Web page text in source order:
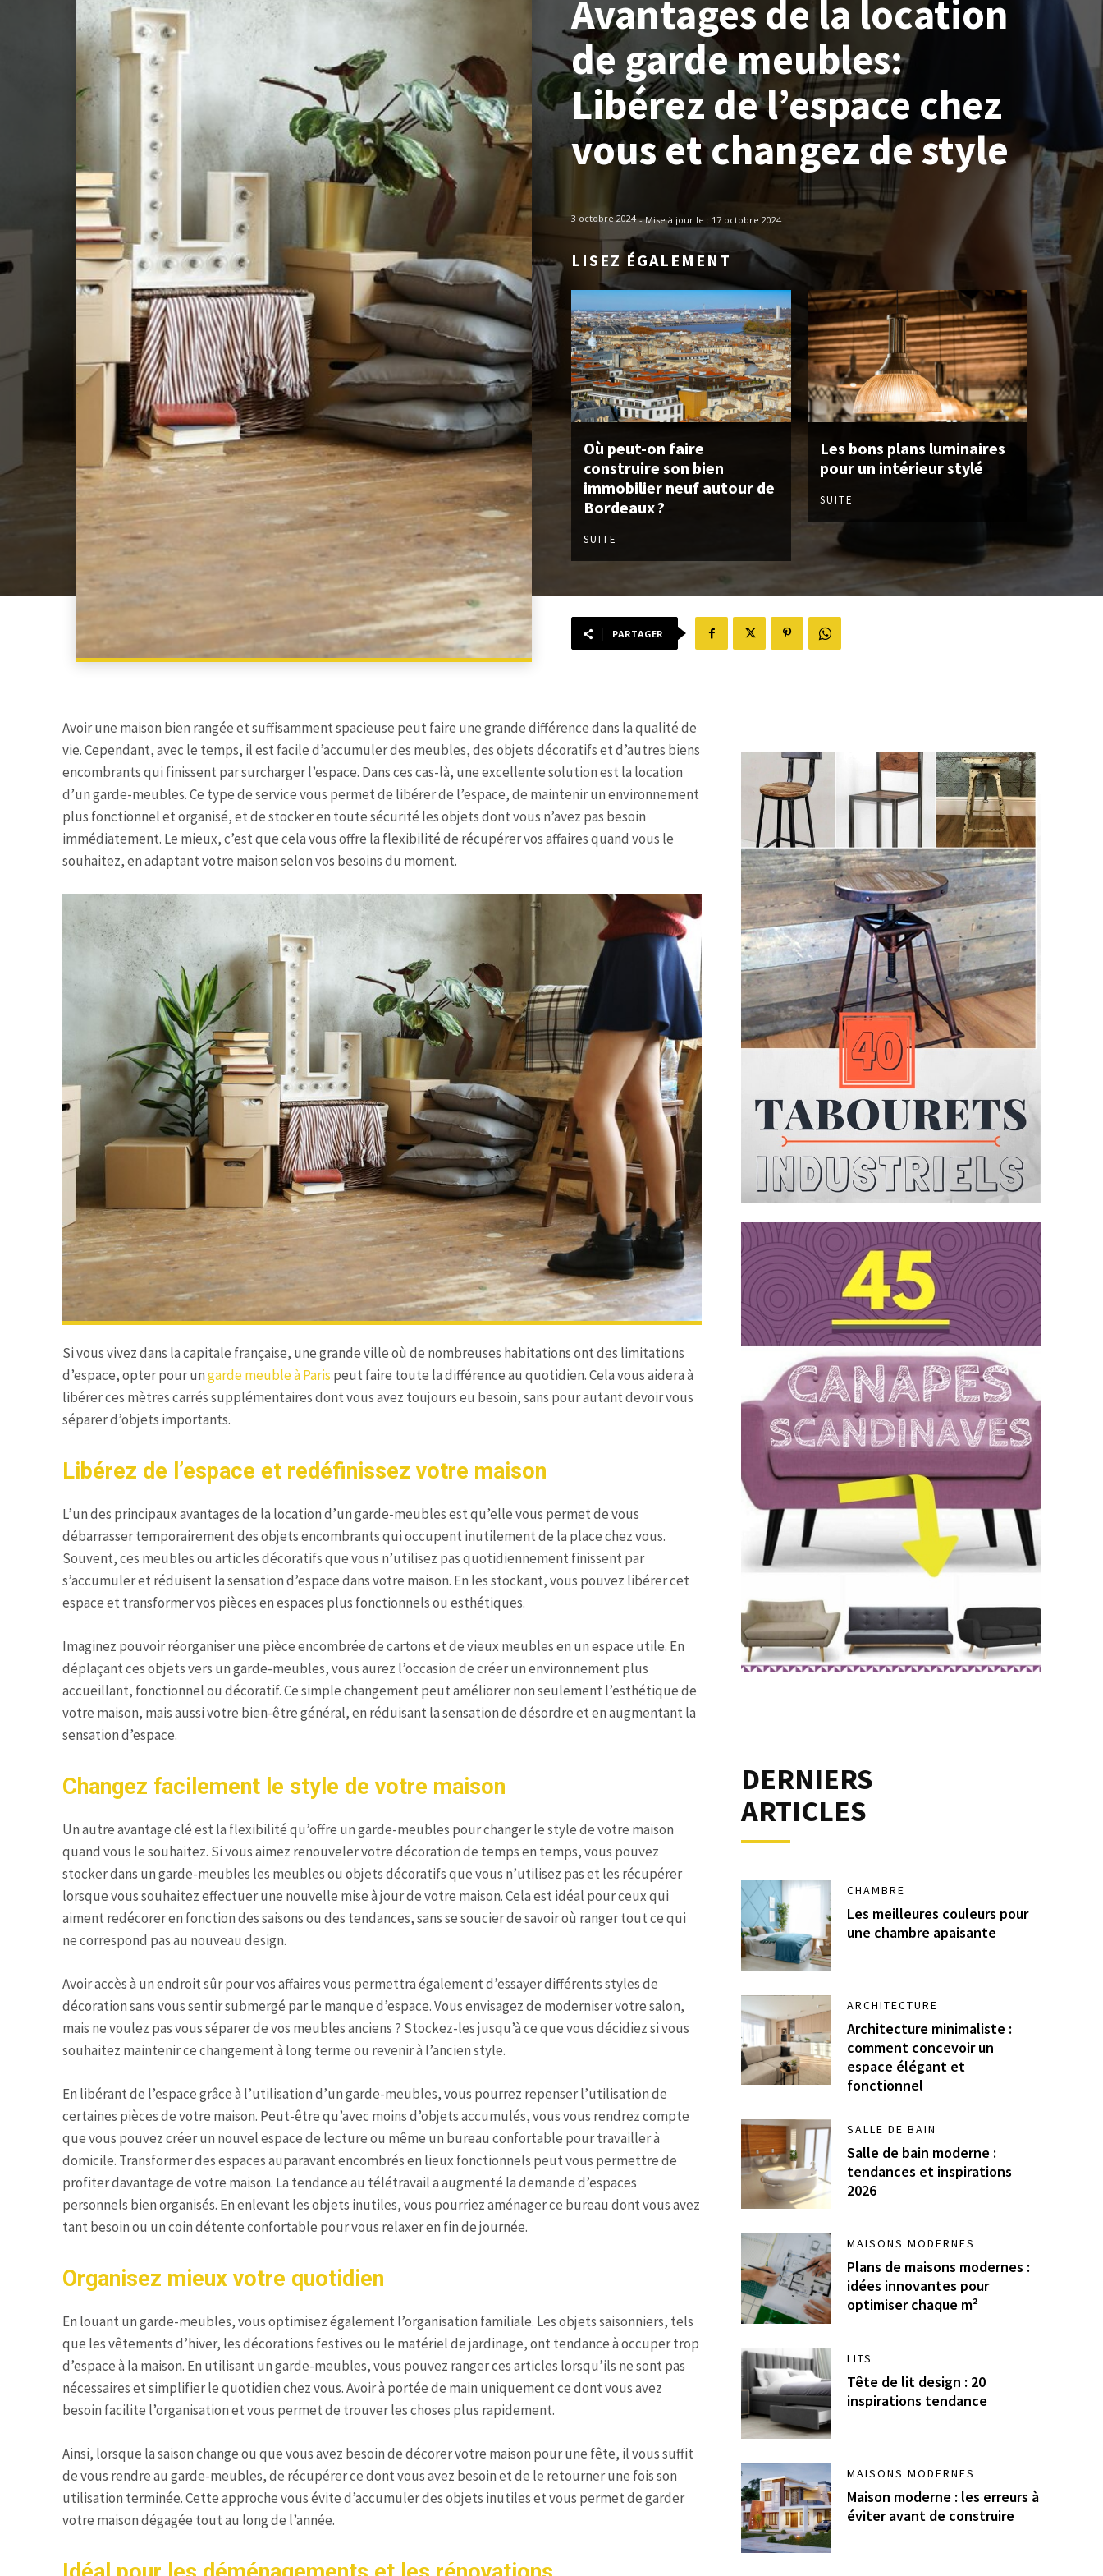
Avantages de la location
de garde meubles:
Libérez de l’espace chez
vous et changez de style
3 octobre 2024 - Mise à jour le : 17 octobre 2024
LISEZ ÉGALEMENT
Où peut-on faire
construire son bien
immobilier neuf autour de
Bordeaux ?
SUITE
Les bons plans luminaires
pour un intérieur stylé
SUITE
PARTAGER
Avoir une maison bien rangée et suffisamment spacieuse peut faire une grande différence dans la qualité de
vie. Cependant, avec le temps, il est facile d’accumuler des meubles, des objets décoratifs et d’autres biens
encombrants qui finissent par surcharger l’espace. Dans ces cas-là, une excellente solution est la location
d’un garde-meubles. Ce type de service vous permet de libérer de l’espace, de maintenir un environnement
plus fonctionnel et organisé, et de stocker en toute sécurité les objets dont vous n’avez pas besoin
immédiatement. Le mieux, c’est que cela vous offre la flexibilité de récupérer vos affaires quand vous le
souhaitez, en adaptant votre maison selon vos besoins du moment.
Si vous vivez dans la capitale française, une grande ville où de nombreuses habitations ont des limitations
d’espace, opter pour ungarde meuble à Paris peut faire toute la différence au quotidien. Cela vous aidera à
libérer ces mètres carrés supplémentaires dont vous avez toujours eu besoin, sans pour autant devoir vous
séparer d’objets importants.
Libérez de l’espace et redéfinissez votre maison
L’un des principaux avantages de la location d’un garde-meubles est qu’elle vous permet de vous
débarrasser temporairement des objets encombrants qui occupent inutilement de la place chez vous.
Souvent, ces meubles ou articles décoratifs que vous n’utilisez pas quotidiennement finissent par
s’accumuler et réduisent la sensation d’espace dans votre maison. En les stockant, vous pouvez libérer cet
espace et transformer vos pièces en espaces plus fonctionnels ou esthétiques.
Imaginez pouvoir réorganiser une pièce encombrée de cartons et de vieux meubles en un espace utile. En
déplaçant ces objets vers un garde-meubles, vous aurez l’occasion de créer un environnement plus
accueillant, fonctionnel ou décoratif. Ce simple changement peut améliorer non seulement l’esthétique de
votre maison, mais aussi votre bien-être général, en réduisant la sensation de désordre et en augmentant la
sensation d’espace.
Changez facilement le style de votre maison
Un autre avantage clé est la flexibilité qu’offre un garde-meubles pour changer le style de votre maison
quand vous le souhaitez. Si vous aimez renouveler votre décoration de temps en temps, vous pouvez
stocker dans un garde-meubles les meubles ou objets décoratifs que vous n’utilisez pas et les récupérer
lorsque vous souhaitez effectuer une nouvelle mise à jour de votre maison. Cela est idéal pour ceux qui
aiment redécorer en fonction des saisons ou des tendances, sans se soucier de savoir où ranger tout ce qui
ne correspond pas au nouveau design.
Avoir accès à un endroit sûr pour vos affaires vous permettra également d’essayer différents styles de
décoration sans vous sentir submergé par le manque d’espace. Vous envisagez de moderniser votre salon,
mais ne voulez pas vous séparer de vos meubles anciens ? Stockez-les jusqu’à ce que vous décidiez si vous
souhaitez maintenir ce changement à long terme ou revenir à l’ancien style.
En libérant de l’espace grâce à l’utilisation d’un garde-meubles, vous pourrez repenser l’utilisation de
certaines pièces de votre maison. Peut-être qu’avec moins d’objets accumulés, vous vous rendrez compte
que vous pouvez créer un nouvel espace de lecture ou même un bureau confortable pour travailler à
domicile. Transformer des espaces auparavant encombrés en lieux fonctionnels peut vous permettre de
profiter davantage de votre maison. La tendance au télétravail a augmenté la demande d’espaces
personnels bien organisés. En enlevant les objets inutiles, vous pourriez aménager ce bureau dont vous avez
tant besoin ou un coin détente confortable pour vous relaxer en fin de journée.
Organisez mieux votre quotidien
En louant un garde-meubles, vous optimisez également l’organisation familiale. Les objets saisonniers, tels
que les vêtements d’hiver, les décorations festives ou le matériel de jardinage, ont tendance à occuper trop
d’espace à la maison. En utilisant un garde-meubles, vous pouvez ranger ces articles lorsqu’ils ne sont pas
nécessaires et simplifier le quotidien chez vous. Avoir à portée de main uniquement ce dont vous avez
besoin facilite l’organisation et vous permet de trouver les choses plus rapidement.
Ainsi, lorsque la saison change ou que vous avez besoin de décorer votre maison pour une fête, il vous suffit
de vous rendre au garde-meubles, de récupérer ce dont vous avez besoin et de le retourner une fois son
utilisation terminée. Cette approche vous évite d’accumuler des objets inutiles et vous permet de garder
votre maison dégagée tout au long de l’année.
DERNIERS
ARTICLES
CHAMBRE
Les meilleures couleurs pour
une chambre apaisante
ARCHITECTURE
Architecture minimaliste :
comment concevoir un
espace élégant et
fonctionnel
SALLE DE BAIN
Salle de bain moderne :
tendances et inspirations
2026
MAISONS MODERNES
Plans de maisons modernes :
idées innovantes pour
optimiser chaque m²
LITS
Tête de lit design : 20
inspirations tendance
MAISONS MODERNES
Maison moderne : les erreurs à
éviter avant de construire